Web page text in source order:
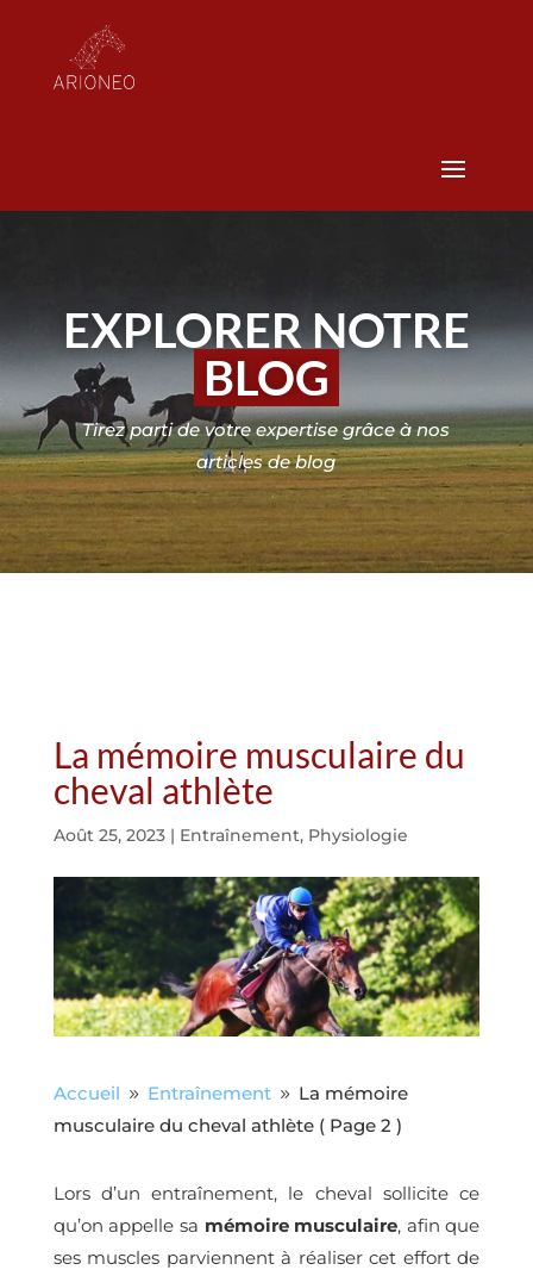
EXPLORER NOTRE
BLOG
Tirez parti de votre expertise grâce à nos
articles de blog
La mémoire musculaire du
cheval athlète
Août 25, 2023| Entraînement, Physiologie
Accueil 9 Entraînement 9 La mémoire
musculaire du cheval athlète( Page 2 )
Lors d’un entraînement, le cheval sollicite ce
qu’on appelle sa mémoire musculaire, afin que
ses muscles parviennent à réaliser cet effort de